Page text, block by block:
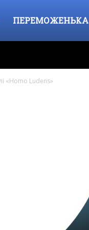
ПЕРЕМОЖЕНЬКА
«Homo Ludens»